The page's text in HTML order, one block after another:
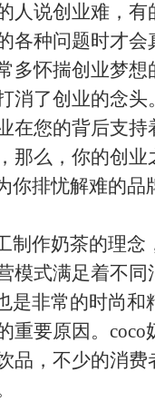
说创业难，有
各种问题时才会
多怀揣创业梦想
消了创业的念
在您的背后支持
那么，你的创业
你排忧解难的品
制作奶茶的理念
模式满足着不同
是非常的时尚和
重要原因。coco
品，不少的消费